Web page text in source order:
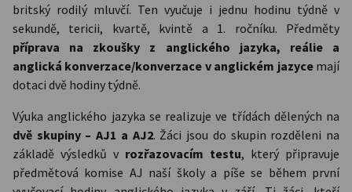
britský rodilý mluvčí. Ten vyučuje i jednu hodinu týdně v
sekundě, tericii, kvartě, kvintě a 1. ročníku. Předměty
příprava na zkoušky z anglického jazyka, reálie a
anglická konverzace/konverzace v anglickém jazyce mají
dotaci dvě hodiny týdně.
Výuka anglického jazyka se realizuje ve třídách dělených na
dvě skupiny – AJ1 a AJ2. Žáci jsou do skupin rozděleni na
základě výsledků v rozřazovacím testu, který připravuje
předmětová komise AJ naší školy a píše se během první